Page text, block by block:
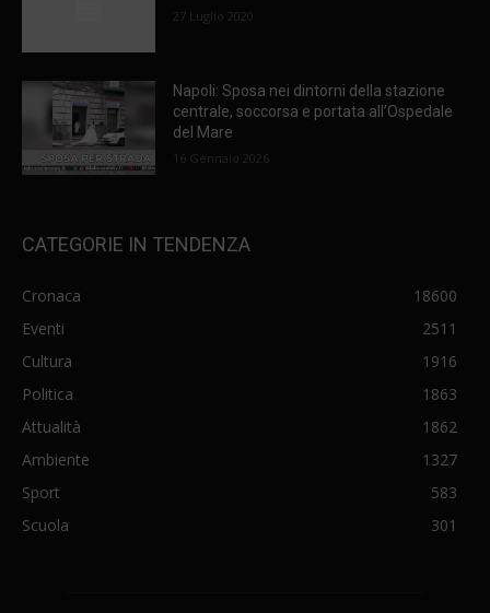
27 Luglio 2020
Napoli: Sposa nei dintorni della stazione
centrale, soccorsa e portata all’Ospedale
del Mare
16 Gennaio 2026
CATEGORIE IN TENDENZA
Cronaca
18600
Eventi
2511
Cultura
1916
Politica
1863
Attualità
1862
Ambiente
1327
Sport
583
Scuola
301